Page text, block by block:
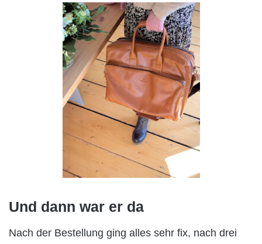
Und dann war er da
Nach der Bestellung ging alles sehr fix, nach drei